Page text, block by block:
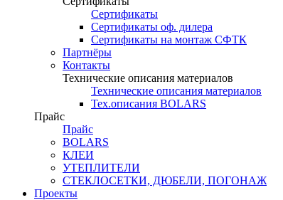
Сертификаты
Сертификаты оф. дилера
Сертификаты на монтаж СФТК
Партнёры
Контакты
Технические описания материалов
Технические описания материалов
Тех.описания BOLARS
Прайс
Прайс
BOLARS
КЛЕИ
УТЕПЛИТЕЛИ
СТЕКЛОСЕТКИ, ДЮБЕЛИ, ПОГОНАЖ
Проекты